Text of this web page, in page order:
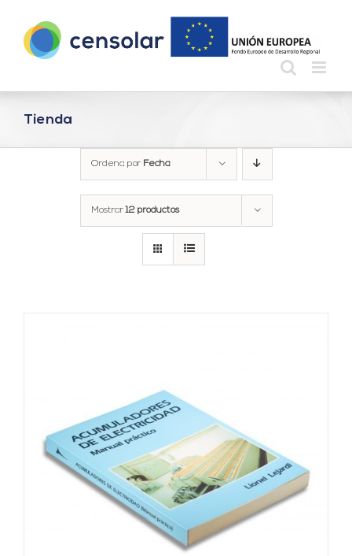
contenido
Tienda
Ordena por Fecha
Mostrar12 productos